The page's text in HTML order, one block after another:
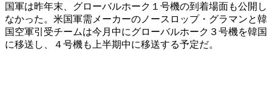
国軍は昨年末、グローバルホーク１号機の到着場面も公開し
なかった。米国軍需メーカーのノースロップ・グラマンと韓
国空軍引受チームは今月中にグローバルホーク３号機を韓国
に移送し、４号機も上半期中に移送する予定だ。